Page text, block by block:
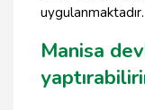
uygulanmaktadır.
Manisa